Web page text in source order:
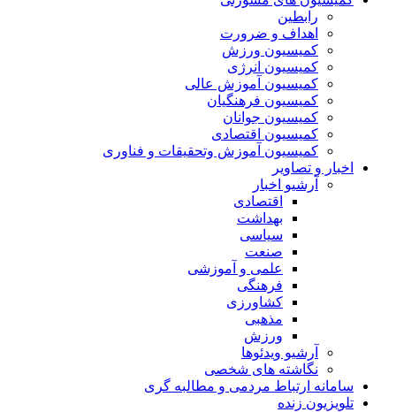
رابطین
اهداف و ضرورت
کمیسیون ورزش
کمیسیون انرژی
کمیسیون آموزش عالی
کمیسیون فرهنگیان
کمیسیون جوانان
کمیسیون اقتصادی
کمیسیون آموزش وتحقیقات و فناوری
اخبار و تصاویر
آرشیو اخبار
اقتصادی
بهداشت
سیاسی
صنعت
علمی و آموزشی
فرهنگی
کشاورزی
مذهبی
ورزش
آرشیو ویدئوها
نگاشته های شخصی
سامانه ارتباط مردمی و مطالبه گری
تلویزیون زنده